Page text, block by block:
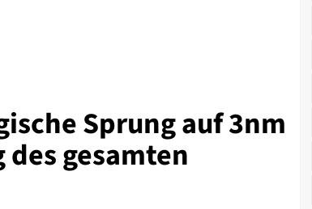
Sprung auf 3nm
des gesamten